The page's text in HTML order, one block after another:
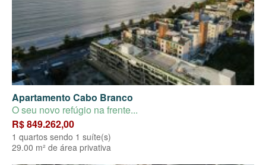
Apartamento Cabo Branco
O seu novo refúgio na frente...
R$ 849.262,00
1 quartos sendo 1 suíte(s)
29.00 m² de área privativa